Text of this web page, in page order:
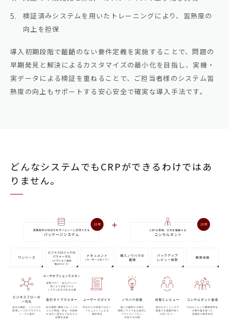
検証済みシステムを用いたトレーニングにより、習熟度の
向上を担保
導入初期段階で齟齬のない要件定義を実施することで、問題の
早期発見と解決によるカスタマイズの最小化を目指し、実機・
実データによる検証を重ねることで、ご担当者様のシステム習
熟度の向上もサポートする安心安全で確実な導入手法です。
どんなシステムでもCRPができるわけではあ
りません。